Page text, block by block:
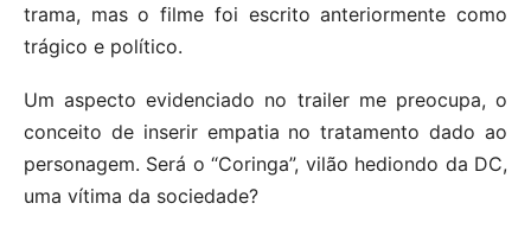
trama, mas o filme foi escrito anteriormente como
trágico e político.
Um aspecto evidenciado no trailer me preocupa, o
conceito de inserir empatia no tratamento dado ao
personagem. Será o “Coringa”, vilão hediondo da DC,
uma vítima da sociedade?